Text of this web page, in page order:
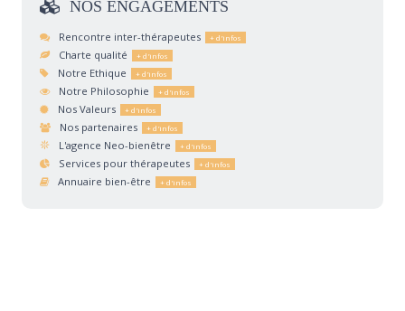
NOS ENGAGEMENTS
Rencontre inter-thérapeutes
Charte qualité
Notre Ethique
Notre Philosophie
Nos Valeurs
Nos partenaires
L'agence Neo-bienêtre
Services pour thérapeutes
Annuaire bien-être